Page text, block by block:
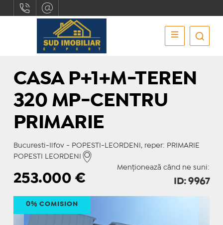
CASA P+1+M-TEREN
320 MP-CENTRU
PRIMARIE
Bucuresti-Ilfov - POPESTI-LEORDENI, reper: PRIMARIE
POPESTI LEORDENI
Menționează când ne suni:
253.000 € ID: 9967
0% COMISION